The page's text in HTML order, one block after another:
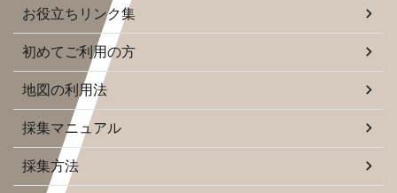
お役立ちリンク集
初めてご利用の方
地図の利用法
採集マニュアル
採集方法